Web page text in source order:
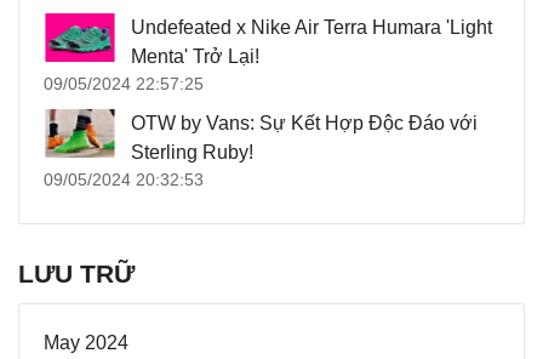
Undefeated x Nike Air Terra Humara 'Light
Menta' Trở Lại!
09/05/2024 22:57:25
OTW by Vans: Sự Kết Hợp Độc Đáo với
Sterling Ruby!
09/05/2024 20:32:53
LƯU TRỮ
May 2024